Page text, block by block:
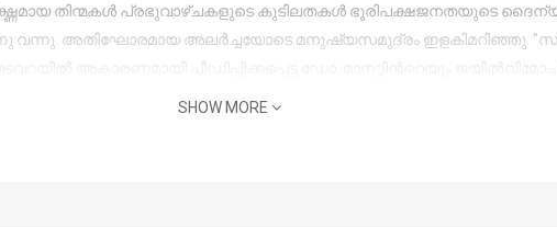
തിന്മകള്‍ പ്രഭുവാഴ്ചകളുടെ കുടിലതകള്‍ ഭൂരിപക്ഷജനതയുടെ
വന്നു. അതിഘോരമായ അലര്‍ച്ചയോടെ മനുഷ്യസമുദ്രം ഇളകിമറിഞ്ഞു.
അകാരണമായി പീഡിപ്പിക്കപ്പെട്ട ഡോ: മാനറ്റിന്‍റെയും
SHOW MORE